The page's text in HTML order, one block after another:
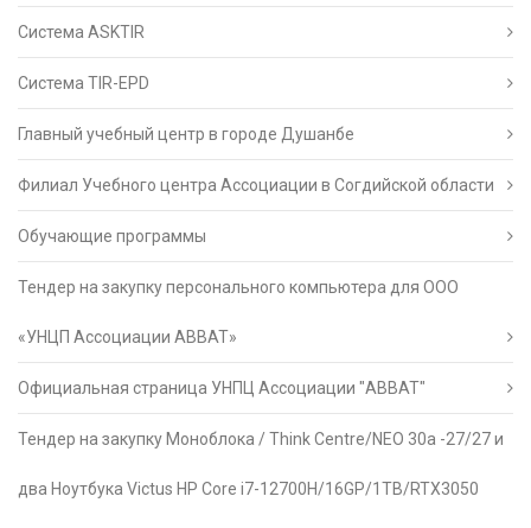
Система ASKTIR
Система TIR-EPD
Главный учебный центр в городе Душанбе
Филиал Учебного центра Ассоциации в Согдийской области
Обучающие программы
Тендер на закупку персонального компьютера для ООО
«УНЦП Ассоциации АВВАТ»
Официальная страница УНПЦ Ассоциации "АВВАТ"
Тендер на закупку Моноблока / Think Centre/NEO 30a -27/27 и
два Ноутбука Victus HP Core i7-12700H/16GP/1TB/RTX3050